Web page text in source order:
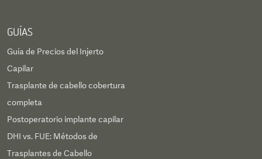
GUÍAS
Guía de Precios del Injerto
Capilar
Trasplante de cabello cobertura
completa
Postoperatorio implante capilar
DHI vs. FUE: Métodos de
Trasplantes de Cabello